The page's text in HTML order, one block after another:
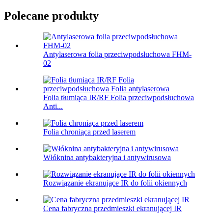
Polecane produkty
Antylaserowa folia przeciwpodsłuchowa FHM-
02
Folia tłumiąca IR/RF Folia przeciwpodsłuchowa
Anti...
Folia chroniąca przed laserem
Włóknina antybakteryjna i antywirusowa
Rozwiązanie ekranujące IR do folii okiennych
Cena fabryczna przedmieszki ekranującej IR